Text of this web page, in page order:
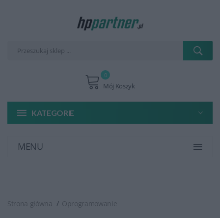
Mój Koszyk
0
KATEGORIE
MENU
Strona główna Oprogramowanie